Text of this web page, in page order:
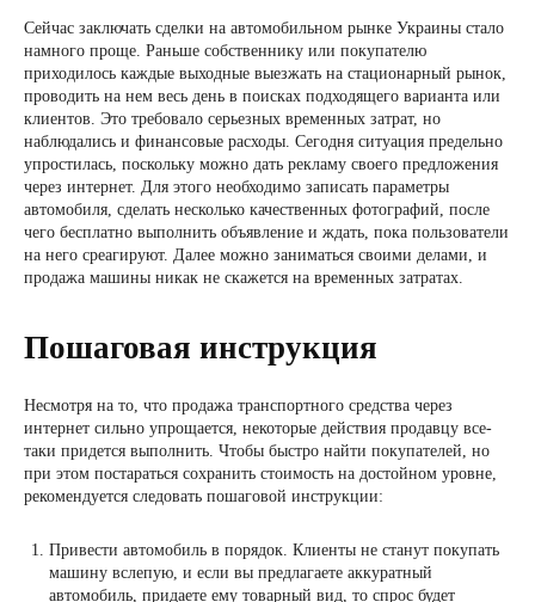
Сейчас заключать сделки на автомобильном рынке Украины стало
намного проще. Раньше собственнику или покупателю
приходилось каждые выходные выезжать на стационарный рынок,
проводить на нем весь день в поисках подходящего варианта или
клиентов. Это требовало серьезных временных затрат, но
наблюдались и финансовые расходы. Сегодня ситуация предельно
упростилась, поскольку можно дать рекламу своего предложения
через интернет. Для этого необходимо записать параметры
автомобиля, сделать несколько качественных фотографий, после
чего бесплатно выполнить объявление и ждать, пока пользователи
на него среагируют. Далее можно заниматься своими делами, и
продажа машины никак не скажется на временных затратах.
Пошаговая инструкция
Несмотря на то, что продажа транспортного средства через
интернет сильно упрощается, некоторые действия продавцу все-
таки придется выполнить. Чтобы быстро найти покупателей, но
при этом постараться сохранить стоимость на достойном уровне,
рекомендуется следовать пошаговой инструкции:
Привести автомобиль в порядок. Клиенты не станут покупать
машину вслепую, и если вы предлагаете аккуратный
автомобиль, придаете ему товарный вид, то спрос будет